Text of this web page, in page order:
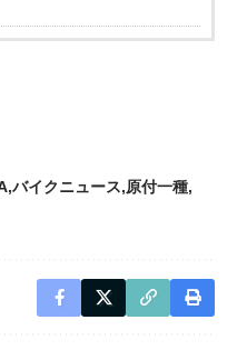
バイクニュース 原付一種